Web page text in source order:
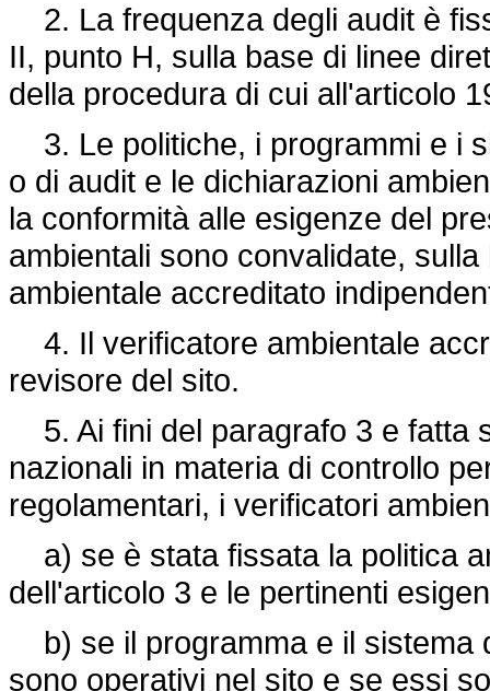
2. La frequenza degli audit è
II, punto H, sulla base di linee
della procedura di cui all'articolo
3. Le politiche, i programmi e i
o di audit e le dichiarazioni
la conformità alle esigenze del
ambientali sono convalidate,
ambientale accreditato
4. Il verificatore ambientale
revisore del sito.
5. Ai fini del paragrafo 3 e fatta
nazionali in materia di controllo
regolamentari, i verificatori
a) se è stata fissata la politica
dell'articolo 3 e le pertinenti
b) se il programma e il sistema
sono operativi nel sito e se essi